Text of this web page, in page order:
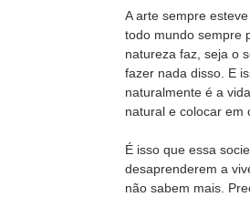
A arte sempre
todo mundo sempre
natureza faz, seja o
fazer nada disso. E
naturalmente é a
natural e colocar em
É isso que essa
desaprenderem a
não sabem mais.